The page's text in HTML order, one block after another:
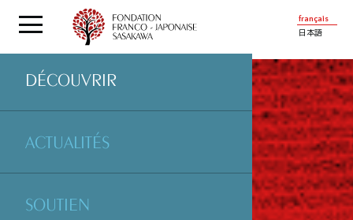
français
日本語
DÉCOUVRIR
ACTUALITÉS
SOUTIEN